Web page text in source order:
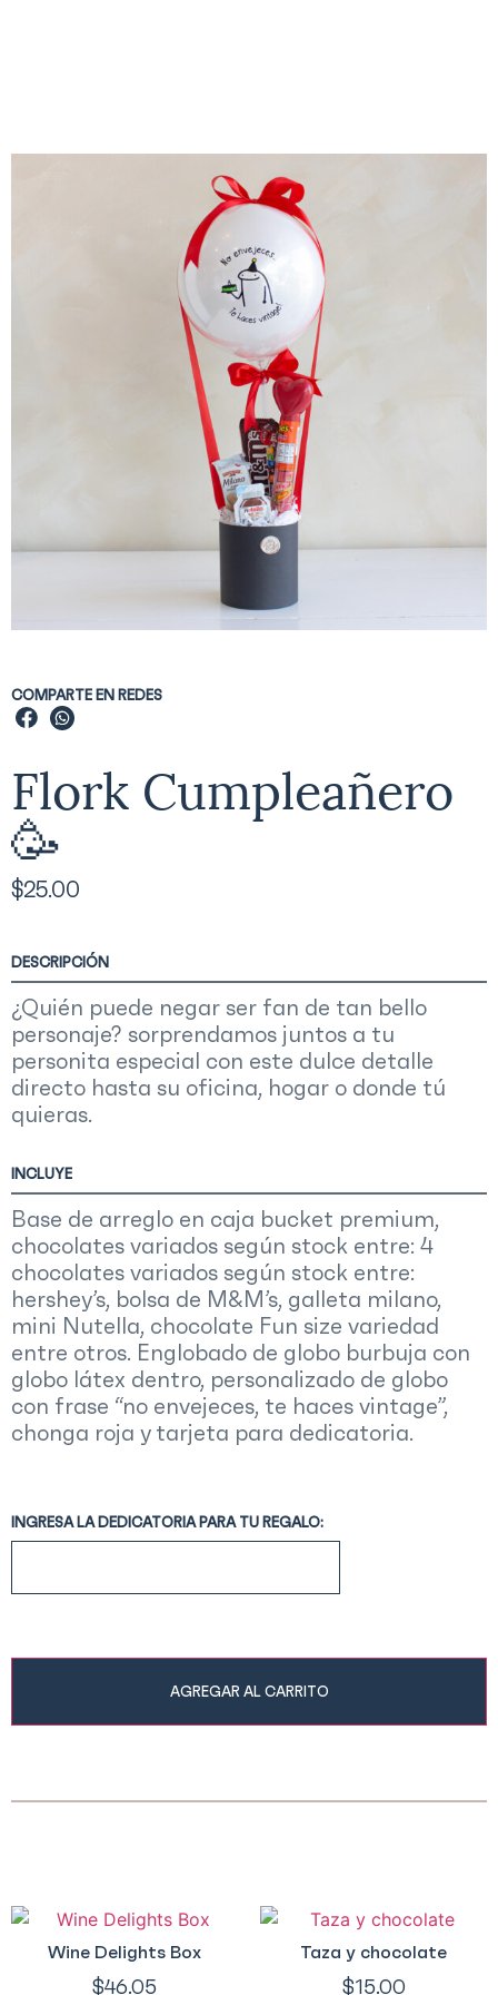
COMPARTE EN REDES
Flork Cumpleañero
🥳
$25.00
DESCRIPCIÓN
¿Quién puede negar ser fan de tan bello
personaje? sorprendamos juntos a tu
personita especial con este dulce detalle
directo hasta su oficina, hogar o donde tú
quieras.
INCLUYE
Base de arreglo en caja bucket premium,
chocolates variados según stock entre: 4
chocolates variados según stock entre:
hershey’s, bolsa de M&M’s, galleta milano,
mini Nutella, chocolate Fun size variedad
entre otros. Englobado de globo burbuja con
globo látex dentro, personalizado de globo
con frase “no envejeces, te haces vintage”,
chonga roja y tarjeta para dedicatoria.
INGRESA LA DEDICATORIA PARA TU REGALO:
AGREGAR AL CARRITO
Wine Delights Box
$46.05
Taza y chocolate
$15.00